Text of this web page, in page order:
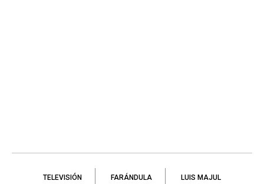
TELEVISIÓN FARÁNDULA LUIS MAJUL